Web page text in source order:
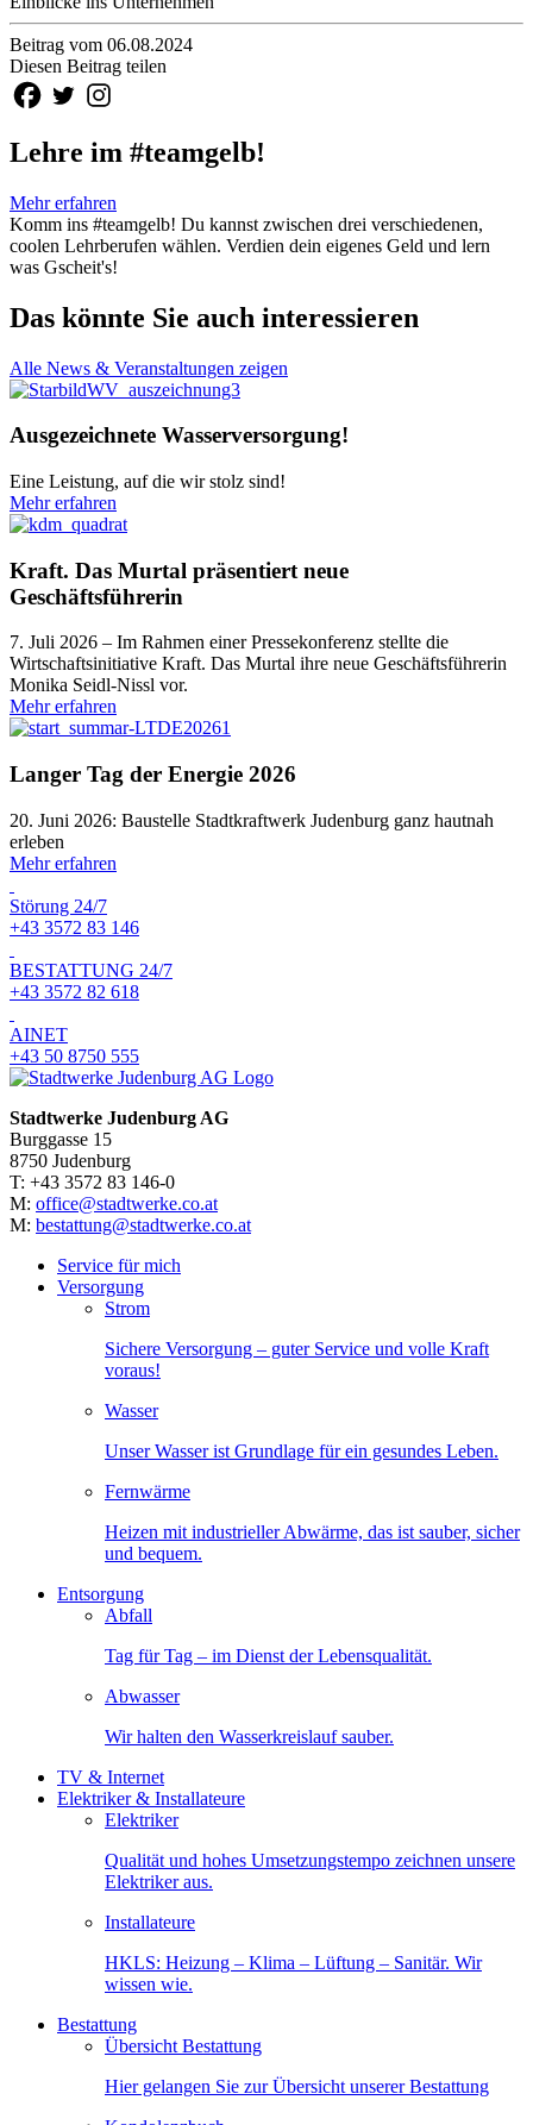
Beitrag vom 06.08.2024
Diesen Beitrag teilen
Lehre im #teamgelb!
Mehr erfahren
Komm ins #teamgelb! Du kannst zwischen drei verschiedenen,
coolen Lehrberufen wählen. Verdien dein eigenes Geld und lern
was Gscheit's!
Das könnte Sie auch interessieren
Alle News & Veranstaltungen zeigen
Ausgezeichnete Wasserversorgung!
Eine Leistung, auf die wir stolz sind!
Mehr erfahren
Kraft. Das Murtal präsentiert neue
Geschäftsführerin
7. Juli 2026 – Im Rahmen einer Pressekonferenz stellte die
Wirtschaftsinitiative Kraft. Das Murtal ihre neue Geschäftsführerin
Monika Seidl-Nissl vor.
Mehr erfahren
Langer Tag der Energie 2026
20. Juni 2026: Baustelle Stadtkraftwerk Judenburg ganz hautnah
erleben
Mehr erfahren
Störung 24/7
+43 3572 83 146
BESTATTUNG 24/7
+43 3572 82 618
AINET
+43 50 8750 555
Stadtwerke Judenburg AG
Burggasse 15
8750 Judenburg
T: +43 3572 83 146-0
M: office@stadtwerke.co.at
M: bestattung@stadtwerke.co.at
Service für mich
Versorgung
Strom
Sichere Versorgung – guter Service und volle Kraft
voraus!
Wasser
Unser Wasser ist Grundlage für ein gesundes Leben.
Fernwärme
Heizen mit industrieller Abwärme, das ist sauber, sicher
und bequem.
Entsorgung
Abfall
Tag für Tag – im Dienst der Lebensqualität.
Abwasser
Wir halten den Wasserkreislauf sauber.
TV & Internet
Elektriker & Installateure
Elektriker
Qualität und hohes Umsetzungstempo zeichnen unsere
Elektriker aus.
Installateure
HKLS: Heizung – Klima – Lüftung – Sanitär. Wir
wissen wie.
Bestattung
Übersicht Bestattung
Hier gelangen Sie zur Übersicht unserer Bestattung